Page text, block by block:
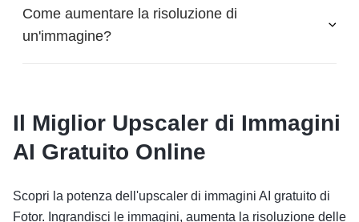
Come aumentare la risoluzione di
un'immagine?
Il Miglior Upscaler di Immagini
AI Gratuito Online
Scopri la potenza dell'upscaler di immagini AI gratuito di
Fotor. Ingrandisci le immagini, aumenta la risoluzione delle